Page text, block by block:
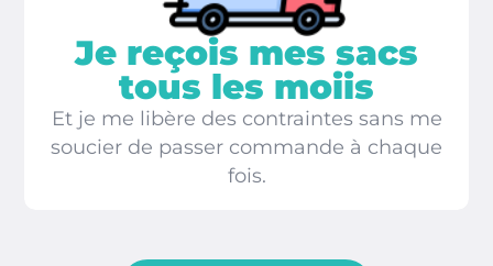
Je reçois mes sacs
tous les moiis
Et je me libère des contraintes sans me
soucier de passer commande à chaque
fois.